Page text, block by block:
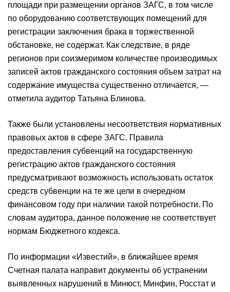
площади при размещении органов ЗАГС, в том числе
по оборудованию соответствующих помещений для
регистрации заключения брака в торжественной
обстановке, не содержат. Как следствие, в ряде
регионов при соизмеримом количестве производимых
записей актов гражданского состояния объем затрат на
содержание имущества существенно отличается, —
отметила аудитор Татьяна Блинова.
Также были установлены несоответствия нормативных
правовых актов в сфере ЗАГС. Правила
предоставления субвенций на государственную
регистрацию актов гражданского состояния
предусматривают возможность использовать остаток
средств субвенции на те же цели в очередном
финансовом году при наличии такой потребности. По
словам аудитора, данное положение не соответствует
нормам Бюджетного кодекса.
По информации «Известий», в ближайшее время
Счетная палата направит документы об устранении
выявленных нарушений в Минюст, Минфин, Росстат и